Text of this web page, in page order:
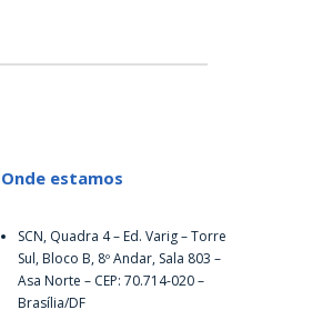
Onde estamos
SCN, Quadra 4 – Ed. Varig – Torre
Sul, Bloco B, 8º Andar, Sala 803 –
Asa Norte – CEP: 70.714-020 –
Brasília/DF